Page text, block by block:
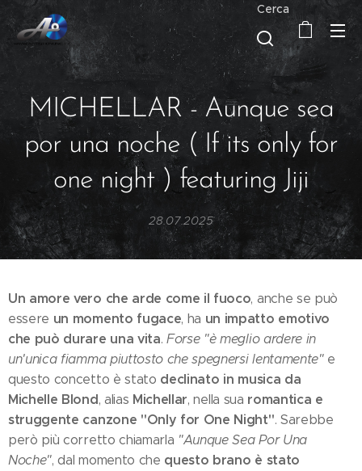
Cerca
MICHELLAR - Aunque sea
por una noche ( If its only for
one night ) featuring Jiji
28.07.2025
Un amore vero che arde come il fuoco, anche se può
essere un momento fugace, ha un impatto emotivo
che può durare una vita.Forse "è meglio ardere in
un'unica fiamma piuttosto che spegnersi lentamente"e
questo concetto è stato declinato in musica da
Michelle Blond, alias Michellar, nella sua romantica e
struggente canzone "Only for One Night". Sarebbe
però più corretto chiamarla "Aunque Sea Por Una
Noche", dal momento che questo brano è stato